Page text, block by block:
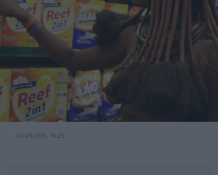
03.09.2016, 19:25